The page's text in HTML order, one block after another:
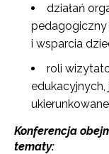
działań
pedagogiczny
i wsparcia
roli
Konferencja
tematy: